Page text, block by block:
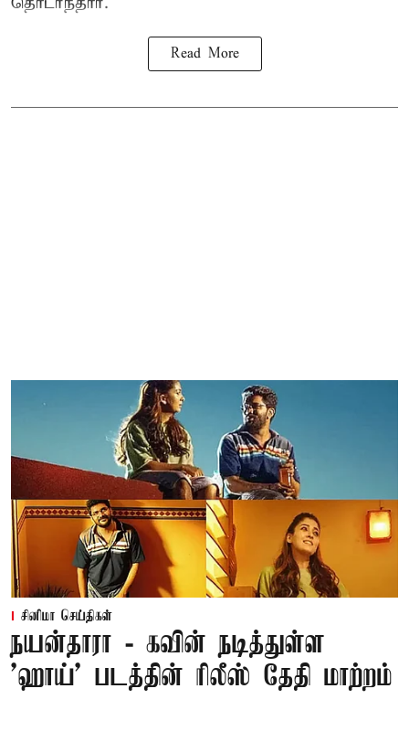
Read More
சினிமா செய்திகள்
நயன்தாரா - கவின் நடித்துள்ள
'ஹாய்' படத்தின் ரிலீஸ் தேதி மாற்றம்